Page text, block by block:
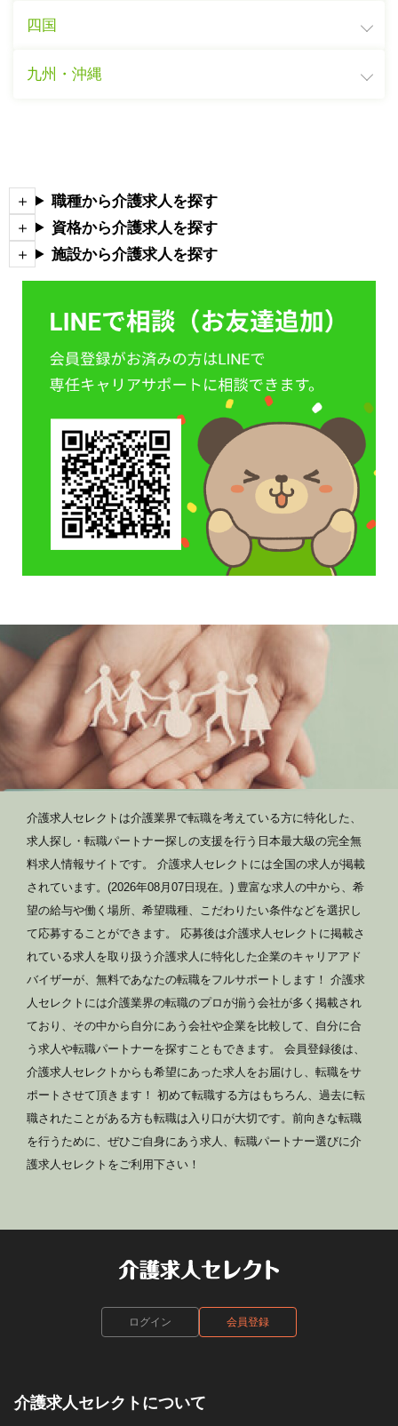
四国
九州・沖縄
職種から介護求人を探す
資格から介護求人を探す
施設から介護求人を探す
介護求人セレクトは介護業界で転職を考えている方に特化した、
求人探し・転職パートナー探しの支援を行う日本最大級の完全無
料求人情報サイトです。 介護求人セレクトには全国の求人が掲載
されています。(2026年08月07日現在。) 豊富な求人の中から、希
望の給与や働く場所、希望職種、こだわりたい条件などを選択し
て応募することができます。 応募後は介護求人セレクトに掲載さ
れている求人を取り扱う介護求人に特化した企業のキャリアアド
バイザーが、無料であなたの転職をフルサポートします！ 介護求
人セレクトには介護業界の転職のプロが揃う会社が多く掲載され
ており、その中から自分にあう会社や企業を比較して、自分に合
う求人や転職パートナーを探すこともできます。 会員登録後は、
介護求人セレクトからも希望にあった求人をお届けし、転職をサ
ポートさせて頂きます！ 初めて転職する方はもちろん、過去に転
職されたことがある方も転職は入り口が大切です。前向きな転職
を行うために、ぜひご自身にあう求人、転職パートナー選びに介
護求人セレクトをご利用下さい！
ログイン 会員登録
介護求人セレクトについて